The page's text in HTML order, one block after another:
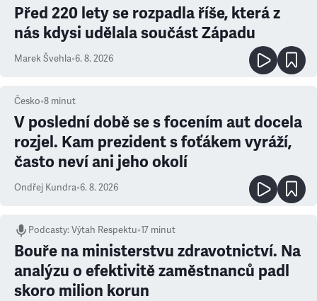
Před 220 lety se rozpadla říše, která z
nás kdysi udělala součást Západu
Marek Švehla•6. 8. 2026
Česko•8 minut
V poslední době se s focením aut docela
rozjel. Kam prezident s foťákem vyráží,
často neví ani jeho okolí
Ondřej Kundra•6. 8. 2026
Podcasty:Výtah Respektu•17 minut
Bouře na ministerstvu zdravotnictví. Na
analýzu o efektivitě zaměstnanců padl
skoro milion korun